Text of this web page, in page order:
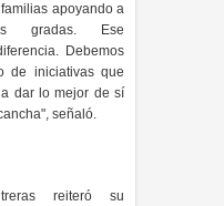
apoyando a
gradas. Ese
Debemos
de iniciativas que
dar lo mejor de sí
señaló.
reiteró su